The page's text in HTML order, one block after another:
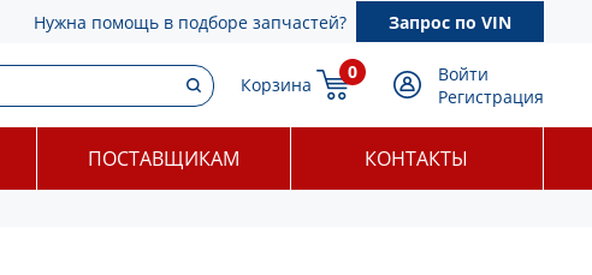
Нужна помощь в подборе запчастей? Запрос по VIN
Корзина
0
Войти
Регистрация
ПОСТАВЩИКАМ КОНТАКТЫ